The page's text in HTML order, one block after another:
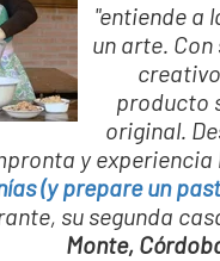
"entiende a
un arte.
producto
original.
y experiencia
(y prepare un
su segunda
Monte,